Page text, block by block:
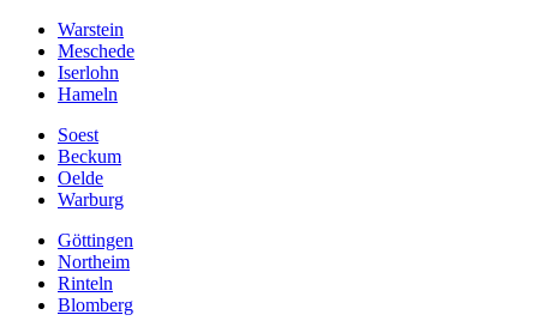
Warstein
Meschede
Iserlohn
Hameln
Soest
Beckum
Oelde
Warburg
Göttingen
Northeim
Rinteln
Blomberg